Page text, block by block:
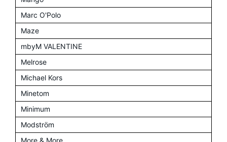
Marc O'Polo
Maze
mbyM VALENTINE
Melrose
Michael Kors
Minetom
Minimum
Modström
More & More